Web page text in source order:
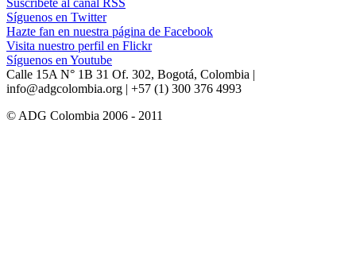
Síguenos en Twitter
Hazte fan en nuestra página de Facebook
Visita nuestro perfil en Flickr
Síguenos en Youtube
Calle 15A N° 1B 31 Of. 302, Bogotá, Colombia |
info@adgcolombia.org | +57 (1) 300 376 4993
© ADG Colombia 2006 - 2011